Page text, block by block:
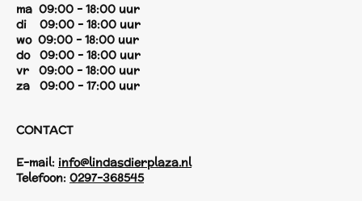
ma 09:00 - 18:00 uur
di 09:00 - 18:00 uur
wo 09:00 - 18:00 uur
do 09:00 - 18:00 uur
vr 09:00 - 18:00 uur
za 09:00 - 17:00 uur
CONTACT
E-mail: info@lindasdierplaza.nl
Telefoon: 0297-368545